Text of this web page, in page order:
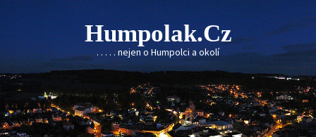
Skip
to
content
Humpolak.cz
. . . . . nejen o Humpolci a okolí